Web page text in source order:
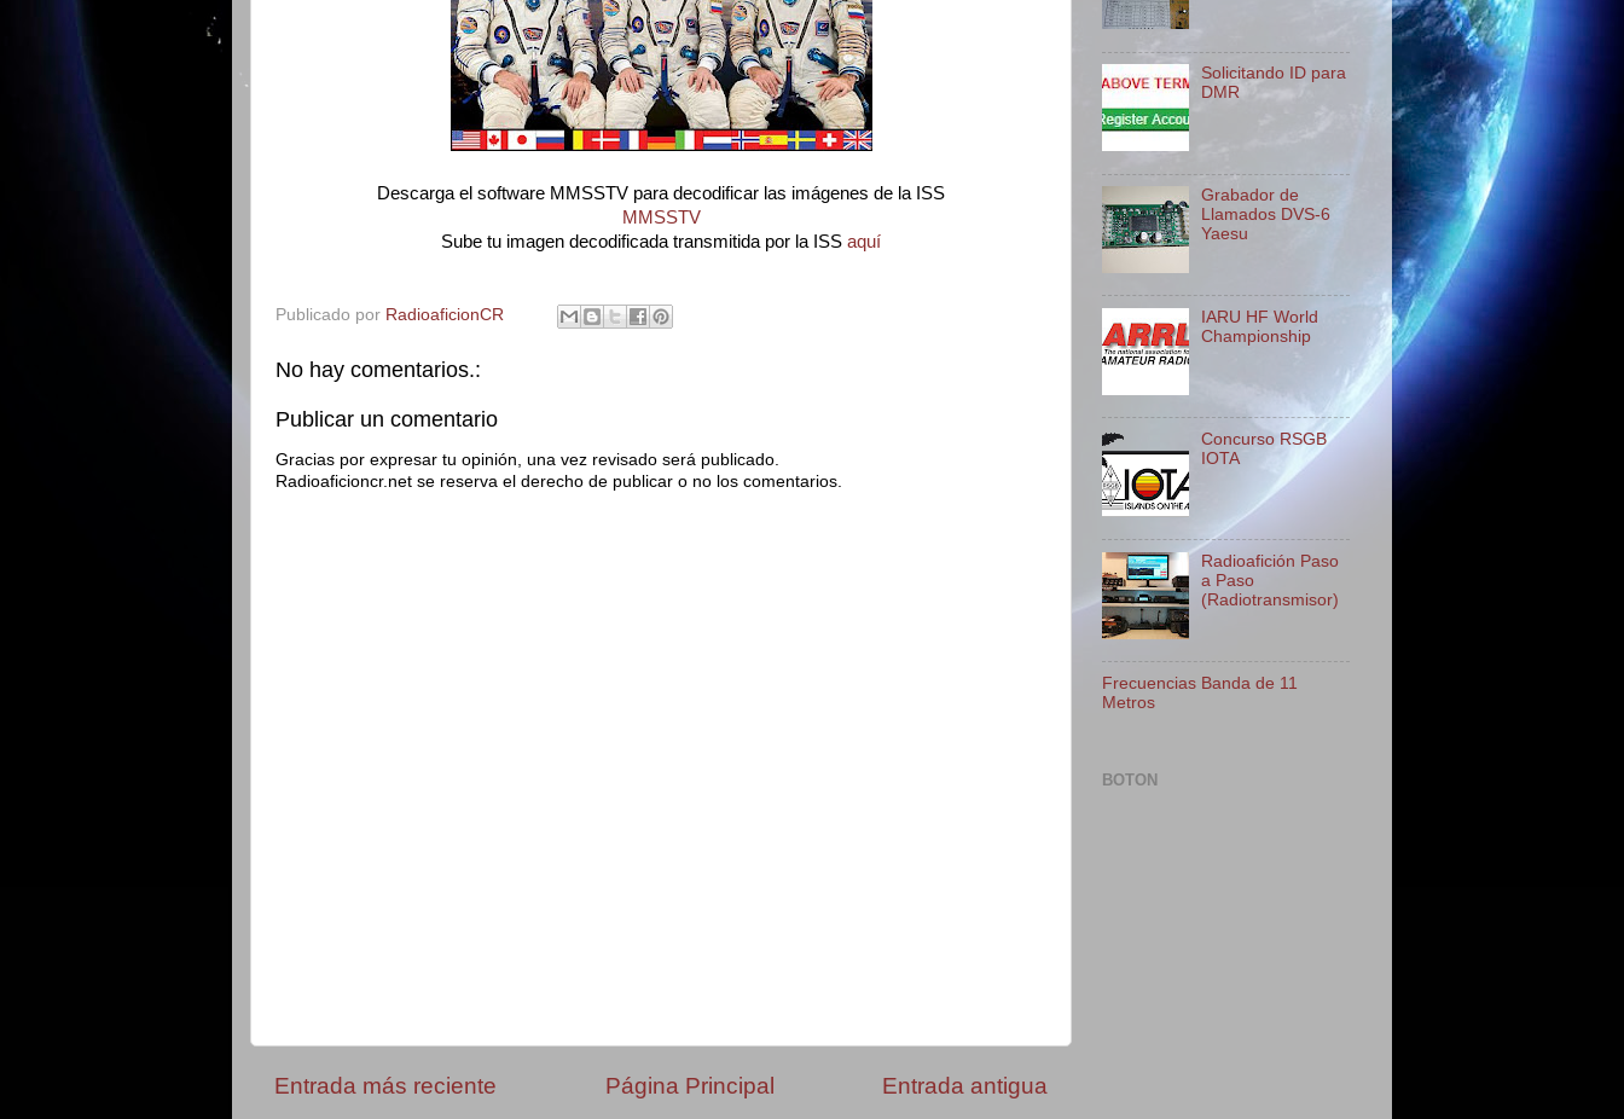
Descarga el software MMSSTV para decodificar las imágenes de la ISS
MMSSTV
Sube tu imagen decodificada transmitida por la ISS aquí
Publicado por RadioaficionCR
No hay comentarios.:
Publicar un comentario
Gracias por expresar tu opinión, una vez revisado será publicado.
Radioaficioncr.net se reserva el derecho de publicar o no los comentarios.
Entrada más reciente Entrada antigua
Página Principal
Solicitando ID para
DMR
Grabador de
Llamados DVS-6
Yaesu
IARU HF World
Championship
Concurso RSGB
IOTA
Radioafición Paso
a Paso
(Radiotransmisor)
Frecuencias Banda de 11
Metros
BOTON